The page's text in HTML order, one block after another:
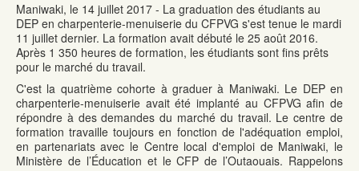
Maniwaki, le 14 juillet 2017 - La graduation des étudiants au
DEP en charpenterie-menuiserie du CFPVG s'est tenue le mardi
11 juillet dernier. La formation avait débuté le 25 août 2016.
Après 1 350 heures de formation, les étudiants sont fins prêts
pour le marché du travail.
C'est la quatrième cohorte à graduer à Maniwaki. Le DEP en
charpenterie-menuiserie avait été implanté au CFPVG afin de
répondre à des demandes du marché du travail. Le centre de
formation travaille toujours en fonction de l'adéquation emploi,
en partenariats avec le Centre local d'emploi de Maniwaki, le
Ministère de l’Éducation et le CFP de l’Outaouais. Rappelons